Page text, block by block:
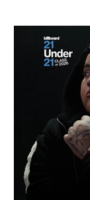
banda que
Araucanía
de
marcado